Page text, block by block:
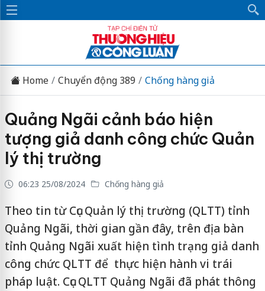
Home Chuyển động 389 Chống hàng giả
Quảng Ngãi cảnh báo hiện
tượng giả danh công chức Quản
lý thị trường
06:23 25/08/2024 Chống hàng giả
Theo tin từ Cục Quản lý thị trường (QLTT) tỉnh
Quảng Ngãi, thời gian gần đây, trên địa bàn
tỉnh Quảng Ngãi xuất hiện tình trạng giả danh
công chức QLTT để thực hiện hành vi trái
pháp luật. Cục QLTT Quảng Ngãi đã phát thông